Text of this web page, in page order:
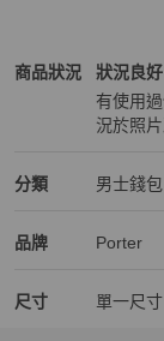
商品狀況
Porter男士錢包 / 小
狀況良好
有使用
況於照
分類
Porter 男士錢包 / 小
男士錢
品牌
Porter 男士錢包
Porter
Porter 推薦清單
尺寸 單一尺寸